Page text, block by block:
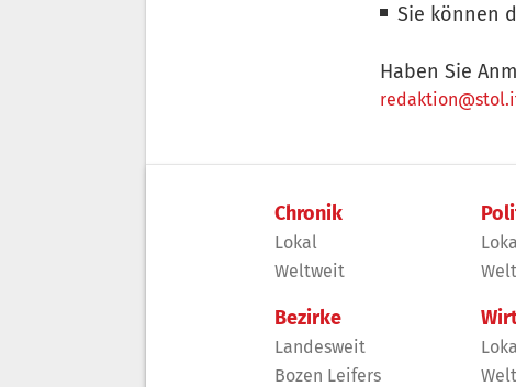
Sie können
Haben Sie
Chronik
Lokal
Weltweit
Bezirke
Landesweit
Bozen Leifers